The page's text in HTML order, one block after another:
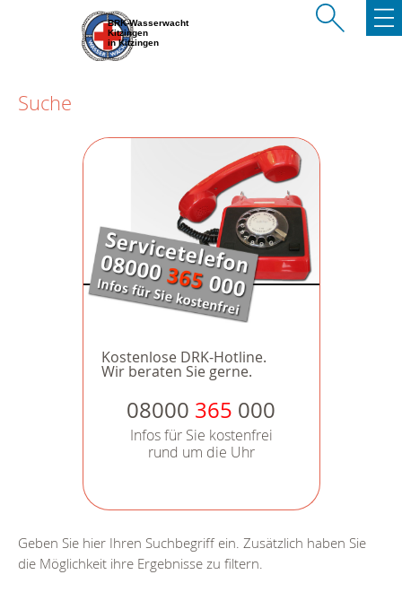
BRK-Wasserwacht
Kitzingen
in Kitzingen
Suche
Kostenlose DRK-Hotline.
Wir beraten Sie gerne.
08000 365 000
Infos für Sie kostenfrei
rund um die Uhr
Geben Sie hier Ihren Suchbegriff ein. Zusätzlich haben Sie
die Möglichkeit ihre Ergebnisse zu filtern.